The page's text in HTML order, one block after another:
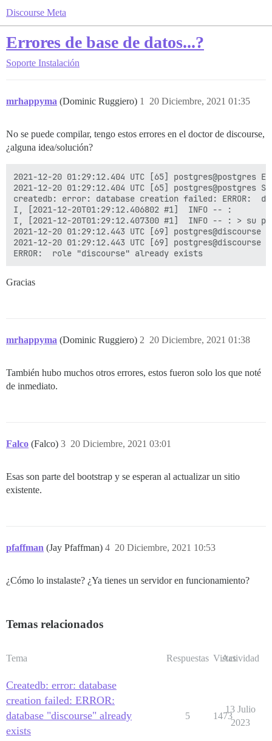
Discourse Meta
Errores de base de datos...?
Soporte Instalación
mrhappyma (Dominic Ruggiero) 20 Diciembre, 2021 01:35
1
No se puede compilar, tengo estos errores en el doctor de discourse,
¿alguna idea/solución?
2021-12-20 01:29:12.404 UTC [65] postgres@postgres
2021-12-20 01:29:12.404 UTC [65] postgres@postgres
createdb: error: database creation failed: ERROR:
I, [2021-12-20T01:29:12.406802 #1]  INFO -- :
I, [2021-12-20T01:29:12.407300 #1]  INFO -- : >
2021-12-20 01:29:12.443 UTC [69]
2021-12-20 01:29:12.443 UTC [69] postgres@discourse
Gracias
mrhappyma (Dominic Ruggiero) 20 Diciembre, 2021 01:38
2
También hubo muchos otros errores, estos fueron solo los que noté
de inmediato.
Falco (Falco) 20 Diciembre, 2021 03:01
3
Esas son parte del bootstrap y se esperan al actualizar un sitio
existente.
pfaffman (Jay Pfaffman) 20 Diciembre, 2021 10:53
4
¿Cómo lo instalaste? ¿Ya tienes un servidor en funcionamiento?
Temas relacionados
Tema Respuestas Vistas
Actividad
Createdb: error: database
creation failed: ERROR:
database "discourse" already
exists
5 1473
13 Julio
2023